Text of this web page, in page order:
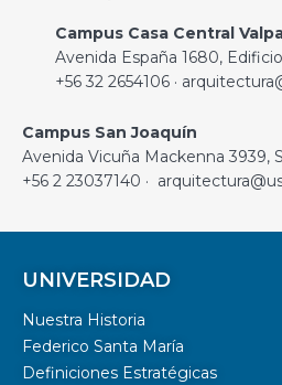
Campus Casa Central
Avenida España 1680,
+56 32 2654106 ·
Campus San Joaquín
Avenida Vicuña Mackenna 3939,
+56 2 23037140 ·
UNIVERSIDAD
Nuestra Historia
Federico Santa María
Definiciones Estratégicas